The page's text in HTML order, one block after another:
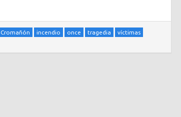
Cromañón incendio once tragedia
víctimas